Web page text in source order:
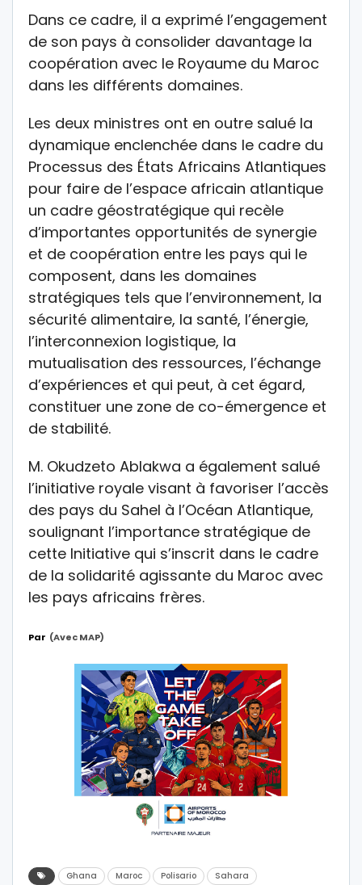
Dans ce cadre, il a exprimé l’engagement
de son pays à consolider davantage la
coopération avec le Royaume du Maroc
dans les différents domaines.
Les deux ministres ont en outre salué la
dynamique enclenchée dans le cadre du
Processus des États Africains Atlantiques
pour faire de l’espace africain atlantique
un cadre géostratégique qui recèle
d’importantes opportunités de synergie
et de coopération entre les pays qui le
composent, dans les domaines
stratégiques tels que l’environnement, la
sécurité alimentaire, la santé, l’énergie,
l’interconnexion logistique, la
mutualisation des ressources, l’échange
d’expériences et qui peut, à cet égard,
constituer une zone de co-émergence et
de stabilité.
M. Okudzeto Ablakwa a également salué
l’initiative royale visant à favoriser l’accès
des pays du Sahel à l’Océan Atlantique,
soulignant l’importance stratégique de
cette Initiative qui s’inscrit dans le cadre
de la solidarité agissante du Maroc avec
les pays africains frères.
Par (avec MAP)
Ghana Maroc Polisario Sahara